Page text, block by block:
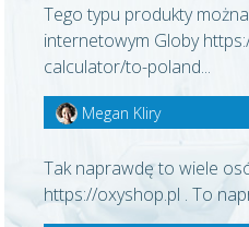
Tego typu produkty
internetowym Globy
calculator/to-poland...
Megan Kliry
Tak naprawdę to wiele
https://oxyshop.pl . To